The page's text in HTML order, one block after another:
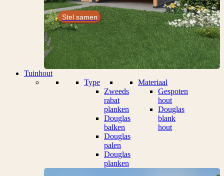
Stel samen
Tuinhout
Type
Zweeds
rabat
planken
Douglas
balken
Douglas
palen
Douglas
planken
Materiaal
Gespoten
hout
Douglas
blank
hout